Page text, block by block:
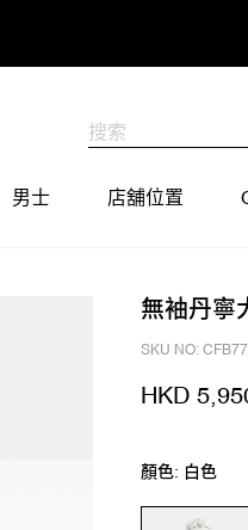
男士 店舖位置
無袖丹寧
SKU NO:
HKD
顏色: 白色